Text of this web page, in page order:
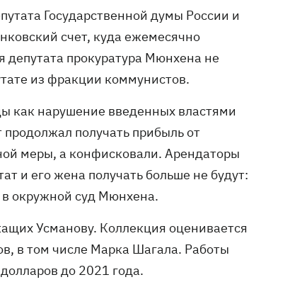
Государственной думы России и
счет, куда ежемесячно
депутата прокуратура Мюнхена не
из фракции коммунистов.
как нарушение введенных властями
получать прибыль от
меры, а конфисковали. Арендаторы
и его жена получать больше не будут:
в окружной суд Мюнхена.
Усманову. Коллекция оценивается
в том числе Марка Шагала. Работы
до 2021 года.